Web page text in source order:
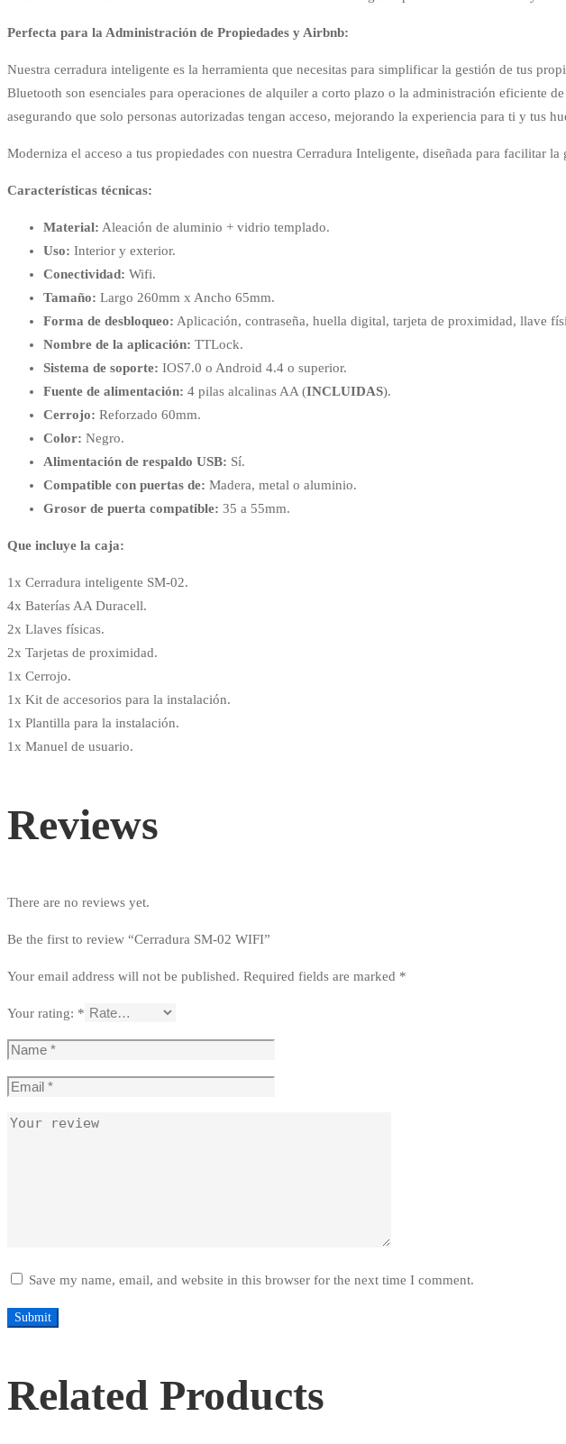
Perfecta para la Administración de Propiedades y Airbnb:
Nuestra cerradura inteligente es la herramienta que necesitas para simplificar la gestión de tus
Bluetooth son esenciales para operaciones de alquiler a corto plazo o la administración eficiente
asegurando que solo personas autorizadas tengan acceso, mejorando la experiencia para ti y tus
Moderniza el acceso a tus propiedades con nuestra Cerradura Inteligente, diseñada para facilitar
Características técnicas:
Material: Aleación de aluminio + vidrio templado.
Uso: Interior y exterior.
Conectividad: Wifi.
Tamaño: Largo 260mm x Ancho 65mm.
Forma de desbloqueo: Aplicación, contraseña, huella digital, tarjeta de proximidad, llave
Nombre de la aplicación: TTLock.
Sistema de soporte: IOS7.0 o Android 4.4 o superior.
Fuente de alimentación: 4 pilas alcalinas AA (INCLUIDAS).
Cerrojo: Reforzado 60mm.
Color: Negro.
Alimentación de respaldo USB: Sí.
Compatible con puertas de: Madera, metal o aluminio.
Grosor de puerta compatible: 35 a 55mm.
Que incluye la caja:
1x Cerradura inteligente SM-02.
4x Baterías AA Duracell.
2x Llaves físicas.
2x Tarjetas de proximidad.
1x Cerrojo.
1x Kit de accesorios para la instalación.
1x Plantilla para la instalación.
1x Manuel de usuario.
Reviews
There are no reviews yet.
Be the first to review “Cerradura SM-02 WIFI”
Your email address will not be published. Required fields are marked *
Your rating: *
Save my name, email, and website in this browser for the next time I comment.
Related Products